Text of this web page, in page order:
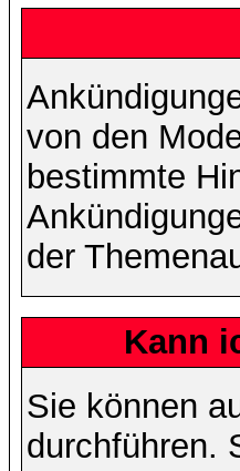
von den
bestimmte
der
Kann
Sie können
durchführen.